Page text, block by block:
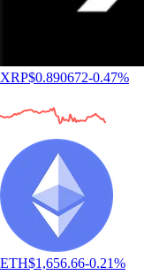
XRP$0.890672-0.47%
ETH$1,656.66-0.21%